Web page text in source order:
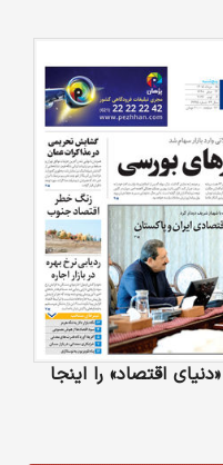
اقتصاد» را اینجا